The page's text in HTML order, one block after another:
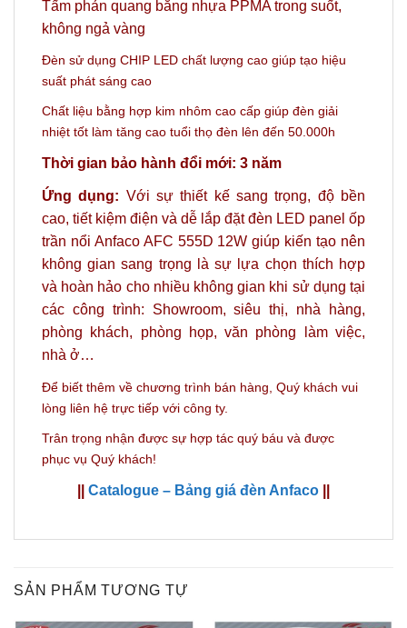
Tấm phản quang bằng nhựa PPMA trong suốt,
không ngả vàng
Đèn sử dụng CHIP LED chất lượng cao giúp tạo hiệu
suất phát sáng cao
Chất liệu bằng hợp kim nhôm cao cấp giúp đèn giải
nhiệt tốt làm tăng cao tuổi thọ đèn lên đến 50.000h
Thời gian bảo hành đổi mới: 3 năm
Ứng dụng: Với sự thiết kế sang trọng, độ bền
cao, tiết kiệm điện và dễ lắp đặt đèn LED panel ốp
trần nổi Anfaco AFC 555D 12W giúp kiến tạo nên
không gian sang trọng là sự lựa chọn thích hợp
và hoàn hảo cho nhiều không gian khi sử dụng tại
các công trình: Showroom, siêu thị, nhà hàng,
phòng khách, phòng họp, văn phòng làm việc,
nhà ở…
Để biết thêm về chương trình bán hàng, Quý khách vui
lòng liên hệ trực tiếp với công ty.
Trân trọng nhận được sự hợp tác quý báu và được
phục vụ Quý khách!
Catalogue – Bảng giá đèn Anfaco
SẢN PHẨM TƯƠNG TỰ